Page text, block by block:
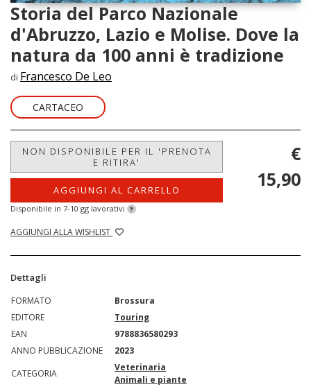
Storia del Parco Nazionale
d'Abruzzo, Lazio e Molise. Dove la
natura da 100 anni è tradizione
di Francesco De Leo
CARTACEO
NON DISPONIBILE PER IL 'PRENOTA
E RITIRA'
AGGIUNGI AL CARRELLO
Disponibile in 7-10 gg lavorativi ?
AGGIUNGI ALLA WISHLIST
€
15,90
Dettagli
FORMATO
Brossura
EDITORE
Touring
EAN
9788836580293
ANNO PUBBLICAZIONE
2023
CATEGORIA
Veterinaria
Animali e piante